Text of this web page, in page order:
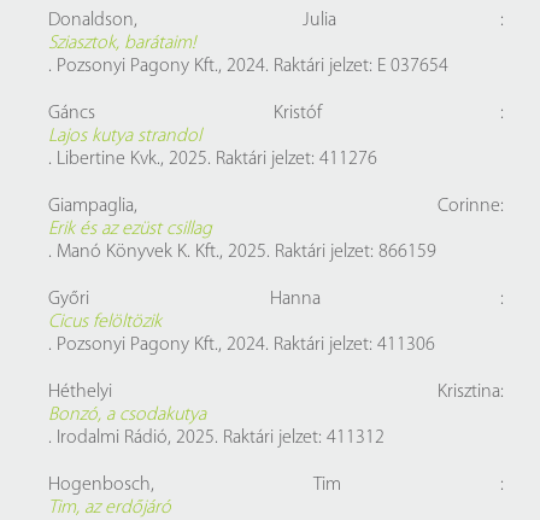
Donaldson, Julia :
Sziasztok, barátaim!
. Pozsonyi Pagony Kft., 2024. Raktári jelzet: E 037654
Gáncs Kristóf :
Lajos kutya strandol
. Libertine Kvk., 2025. Raktári jelzet: 411276
Giampaglia, Corinne:
Erik és az ezüst csillag
. Manó Könyvek K. Kft., 2025. Raktári jelzet: 866159
Győri Hanna :
Cicus felöltözik
. Pozsonyi Pagony Kft., 2024. Raktári jelzet: 411306
Héthelyi Krisztina:
Bonzó, a csodakutya
. Irodalmi Rádió, 2025. Raktári jelzet: 411312
Hogenbosch, Tim :
Tim, az erdőjáró